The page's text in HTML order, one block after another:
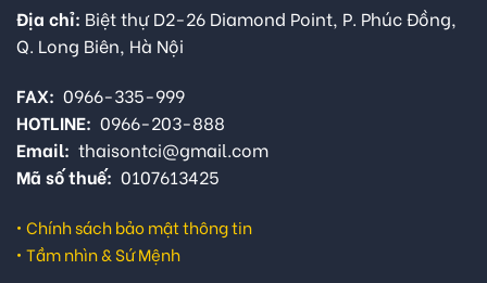
Địa chỉ: Biệt thự D2-26 Diamond Point, P. Phúc Đồng,
Q. Long Biên, Hà Nội
FAX: 0966-335-999
HOTLINE: 0966-203-888
Email: thaisontci@gmail.com
Mã số thuế: 0107613425
• Chính sách bảo mật thông tin
• Tầm nhìn & Sứ Mệnh